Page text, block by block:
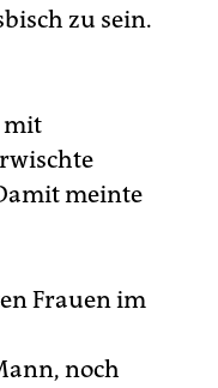
zu sein.
mit
meinte
Frauen im
noch